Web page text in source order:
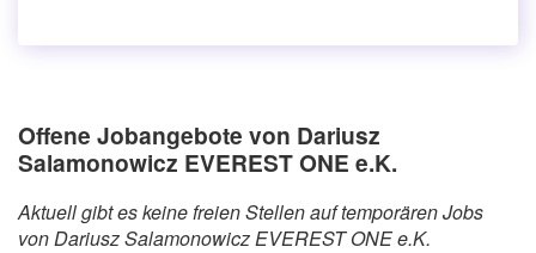
Offene Jobangebote von Dariusz
Salamonowicz EVEREST ONE e.K.
Aktuell gibt es keine freien Stellen auf temporären Jobs
von Dariusz Salamonowicz EVEREST ONE e.K.